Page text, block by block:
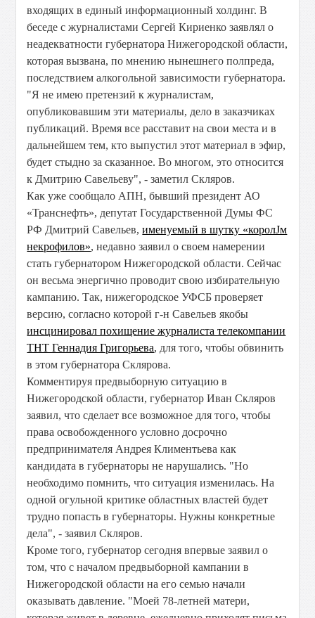
входящих в единый информационный холдинг. В
беседе с журналистами Сергей Кириенко заявлял о
неадекватности губернатора Нижегородской области,
которая вызвана, по мнению нынешнего полпреда,
последствием алкогольной зависимости губернатора.
"Я не имею претензий к журналистам,
опубликовавшим эти материалы, дело в заказчиках
публикаций. Время все расставит на свои места и в
дальнейшем тем, кто выпустил этот материал в эфир,
будет стыдно за сказанное. Во многом, это относится
к Дмитрию Савельеву", - заметил Скляров.
Как уже сообщало АПН, бывший президент АО
«Транснефть», депутат Государственной Думы ФС
РФ Дмитрий Савельев,именуемый в шутку «королЈм
некрофилов», недавно заявил о своем намерении
стать губернатором Нижегородской области. Сейчас
он весьма энергично проводит свою избирательную
кампанию. Так, нижегородское УФСБ проверяет
версию, согласно которой г-н Савельев якобы
инсцинировал похищение журналиста телекомпании
ТНТ Геннадия Григорьева, для того, чтобы обвинить
в этом губернатора Склярова.
Комментируя предвыборную ситуацию в
Нижегородской области, губернатор Иван Скляров
заявил, что сделает все возможное для того, чтобы
права освобожденного условно досрочно
предпринимателя Андрея Климентьева как
кандидата в губернаторы не нарушались. "Но
необходимо помнить, что ситуация изменилась. На
одной огульной критике областных властей будет
трудно попасть в губернаторы. Нужны конкретные
дела", - заявил Скляров.
Кроме того, губернатор сегодня впервые заявил о
том, что с началом предвыборной кампании в
Нижегородской области на его семью начали
оказывать давление. "Моей 78-летней матери,